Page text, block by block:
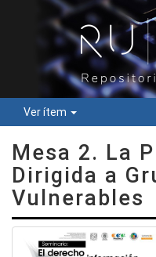
Ver ítem
Mesa 2. La
Dirigida a
Vulnerables